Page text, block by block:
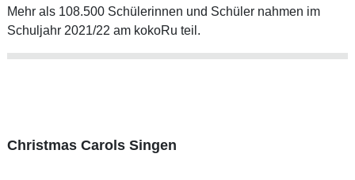
Mehr als 108.500 Schülerinnen und Schüler nahmen im
Schuljahr 2021/22 am kokoRu teil.
Christmas Carols Singen